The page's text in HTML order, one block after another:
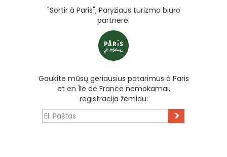
"Sortir à Paris", Paryžiaus turizmo biuro
partnerė:
Gaukite mūsų geriausius patarimus à Paris
et en Île de France nemokamai,
registracija žemiau:
>